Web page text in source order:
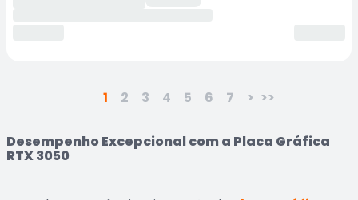
1 2 3 4 5 6 7 > >>
Desempenho Excepcional com a Placa Gráfica
RTX 3050